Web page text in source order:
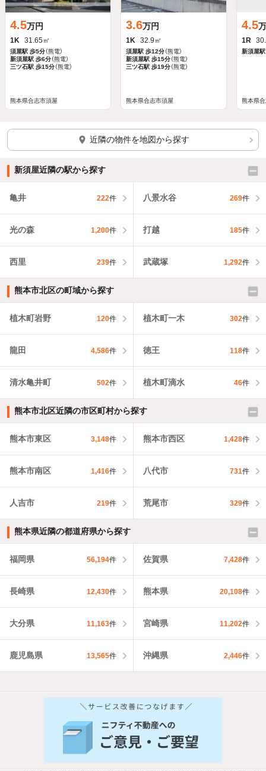
4.5万円
1K 31.65㎡
須屋駅 歩5分（熊電）
新須屋駅 歩6分（熊電）
三ツ石駅 歩15分（熊電）
熊本県合志市須屋
3.6万円
1K 32.9㎡
須屋駅 歩12分（熊電）
新須屋駅 歩15分（熊電）
三ツ石駅 歩19分（熊電）
熊本県合志市須屋
4.5
1R
新須屋駅
熊本県
近隣の物件を地図から探す
新須屋近隣の駅から探す
亀井 222件 八景水谷 269件
光の森 1,200件 打越 185件
西里 239件 武蔵塚 1,292件
熊本市北区の町域から探す
植木町岩野 120件 植木町一木 302件
龍田 4,586件 徳王 118件
清水亀井町 502件 植木町滴水 46件
熊本市北区近隣の市区町村から探す
熊本市東区 3,148件 熊本市西区 1,428件
熊本市南区 1,416件 八代市 731件
人吉市 219件 荒尾市 329件
熊本県近隣の都道府県から探す
福岡県 56,194件 佐賀県 7,428件
長崎県 12,430件 熊本県 20,108件
大分県 11,163件 宮崎県 11,202件
鹿児島県 13,565件 沖縄県 2,446件